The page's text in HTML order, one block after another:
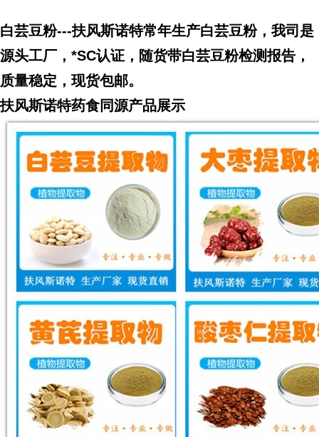
白芸豆粉---扶风斯诺特常年生产白芸豆粉，我司是
源头工厂，*SC认证，随货带白芸豆粉检测报告，
质量稳定，现货包邮。
扶风斯诺特药食同源产品展示